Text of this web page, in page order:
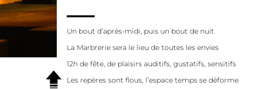
▬▬▬▬
Un bout d’après-midi, puis un bout de nuit
La Marbrerie sera le lieu de toutes les envies
12h de fête, de plaisirs auditifs, gustatifs, sensitifs
Les repères sont flous, l’espace temps se déforme